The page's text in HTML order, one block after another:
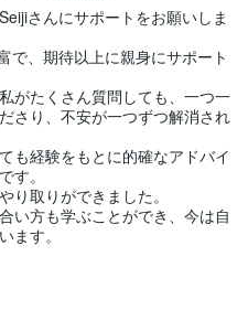
さんにサポートをお願いしま
で、期待以上に親身にサポート
がたくさん質問しても、一つ一
さり、不安が一つずつ解消され
も経験をもとに的確なアドバイ
す。
り取りができました。
い方も学ぶことができ、今は自
ます。